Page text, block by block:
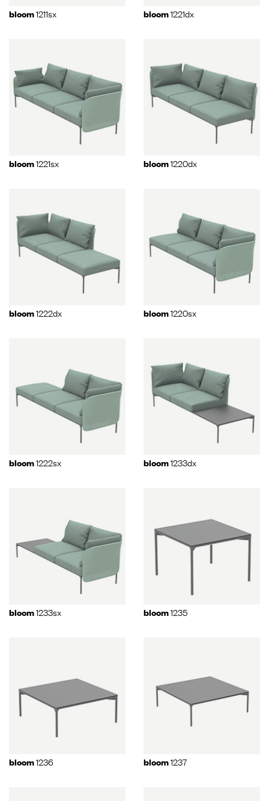
bloom1211sx bloom1221dx
bloom1221sx bloom1220dx
bloom1222dx bloom1220sx
bloom1222sx bloom1233dx
bloom1233sx bloom1235
bloom1236 bloom1237